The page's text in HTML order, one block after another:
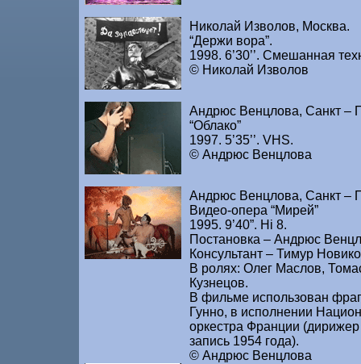
Николай Изволов, Москва.
“Держи вора”.
1998. 6’30’’. Смешанная
© Николай Изволов
Андрюс Венцлова, Санкт –
“Облако”
1997. 5’35’’. VHS.
© Андрюс Венцлова
Андрюс Венцлова, Санкт –
Видео-опера “Мирей”
1995. 9’40”. Hi 8.
Постановка – Андрюс
Консультант – Тимур
В ролях: Олег Маслов,
Кузнецов.
В фильме использован
Гунно, в исполнении
оркестра Франции
запись 1954 года).
© Андрюс Венцлова